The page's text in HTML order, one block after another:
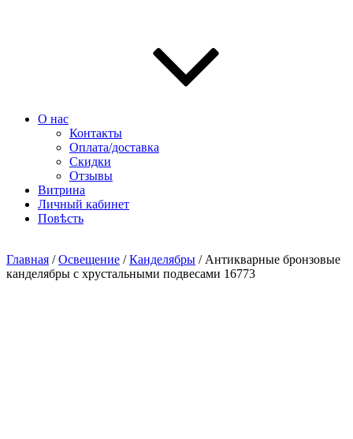
О нас
Контакты
Оплата/доставка
Скидки
Отзывы
Витрина
Личный кабинет
Повѣсть
Главная /Освещение /Канделябры / Антикварные бронзовые
канделябры с хрустальными подвесами 16773